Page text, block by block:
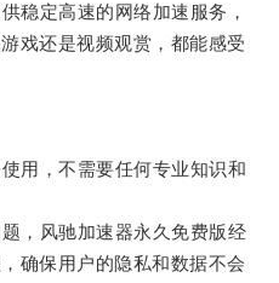
定高速的网络加速服务，
戏还是视频观赏，都能感受
，不需要任何专业知识和
风驰加速器永久免费版经
确保用户的隐私和数据不会